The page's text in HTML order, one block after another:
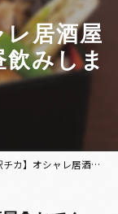
レ居酒屋
みしま
ャレ居酒屋🏮おでんをつまみに昼飲みしません...